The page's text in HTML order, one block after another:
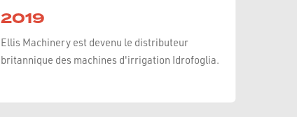
2019
Ellis Machinery est devenu le distributeur
britannique des machines d'irrigation Idrofoglia.